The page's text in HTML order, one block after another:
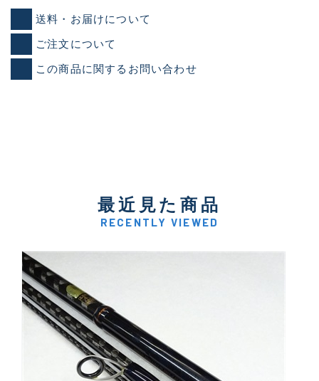
送料・お届けについて
ご注文について
この商品に関するお問い合わせ
最近見た商品
RECENTLY VIEWED